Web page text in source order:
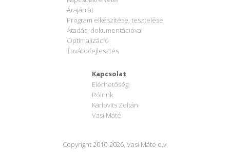
Árajánlat
Program elkészítése, tesztelése
Átadás, dokumentációval
Optimalizáció
Továbbfejlesztés
Kapcsolat
Elérhetőség
Rólunk
Karlovits Zoltán
Vasi Máté
Copyright 2010-2026, Vasi Máté e.v.